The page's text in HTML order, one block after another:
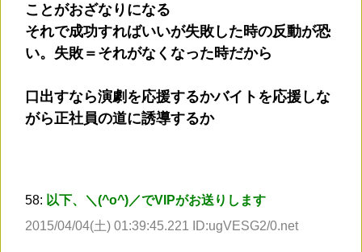
ことがおざなりになる
それで成功すればいいが失敗した時の反動が恐
い。失敗＝それがなくなった時だから
口出すなら演劇を応援するかバイトを応援しな
がら正社員の道に誘導するか
58: 以下、＼(^o^)／でVIPがお送りします
2015/04/04(土) 01:39:45.221 ID:ugVESG2/0.net